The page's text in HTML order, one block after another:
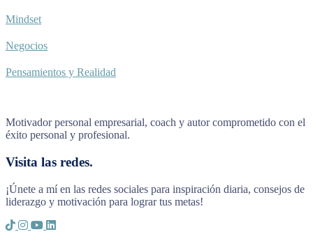
Mindset
Negocios
Pensamientos y Realidad
Motivador personal empresarial, coach y autor comprometido con el
éxito personal y profesional.
Visita las redes.
¡Únete a mí en las redes sociales para inspiración diaria, consejos de
liderazgo y motivación para lograr tus metas!